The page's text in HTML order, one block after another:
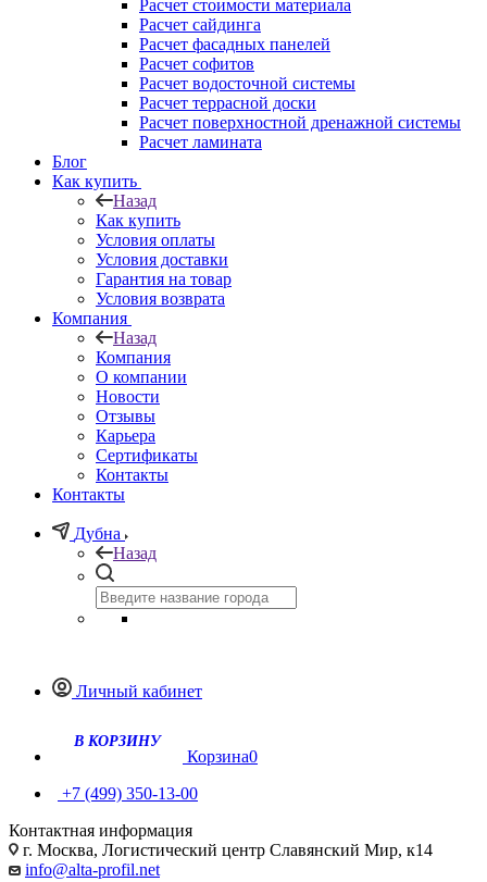
Расчет стоимости материала
Расчет сайдинга
Расчет фасадных панелей
Расчет софитов
Расчет водосточной системы
Расчет террасной доски
Расчет поверхностной дренажной системы
Расчет ламината
Блог
Как купить
Назад
Как купить
Условия оплаты
Условия доставки
Гарантия на товар
Условия возврата
Компания
Назад
Компания
О компании
Новости
Отзывы
Карьера
Сертификаты
Контакты
Контакты
Дубна
Назад
Личный кабинет
Корзина0
+7 (499) 350-13-00
Контактная информация
г. Москва, Логистический центр Славянский Мир, к14
info@alta-profil.net